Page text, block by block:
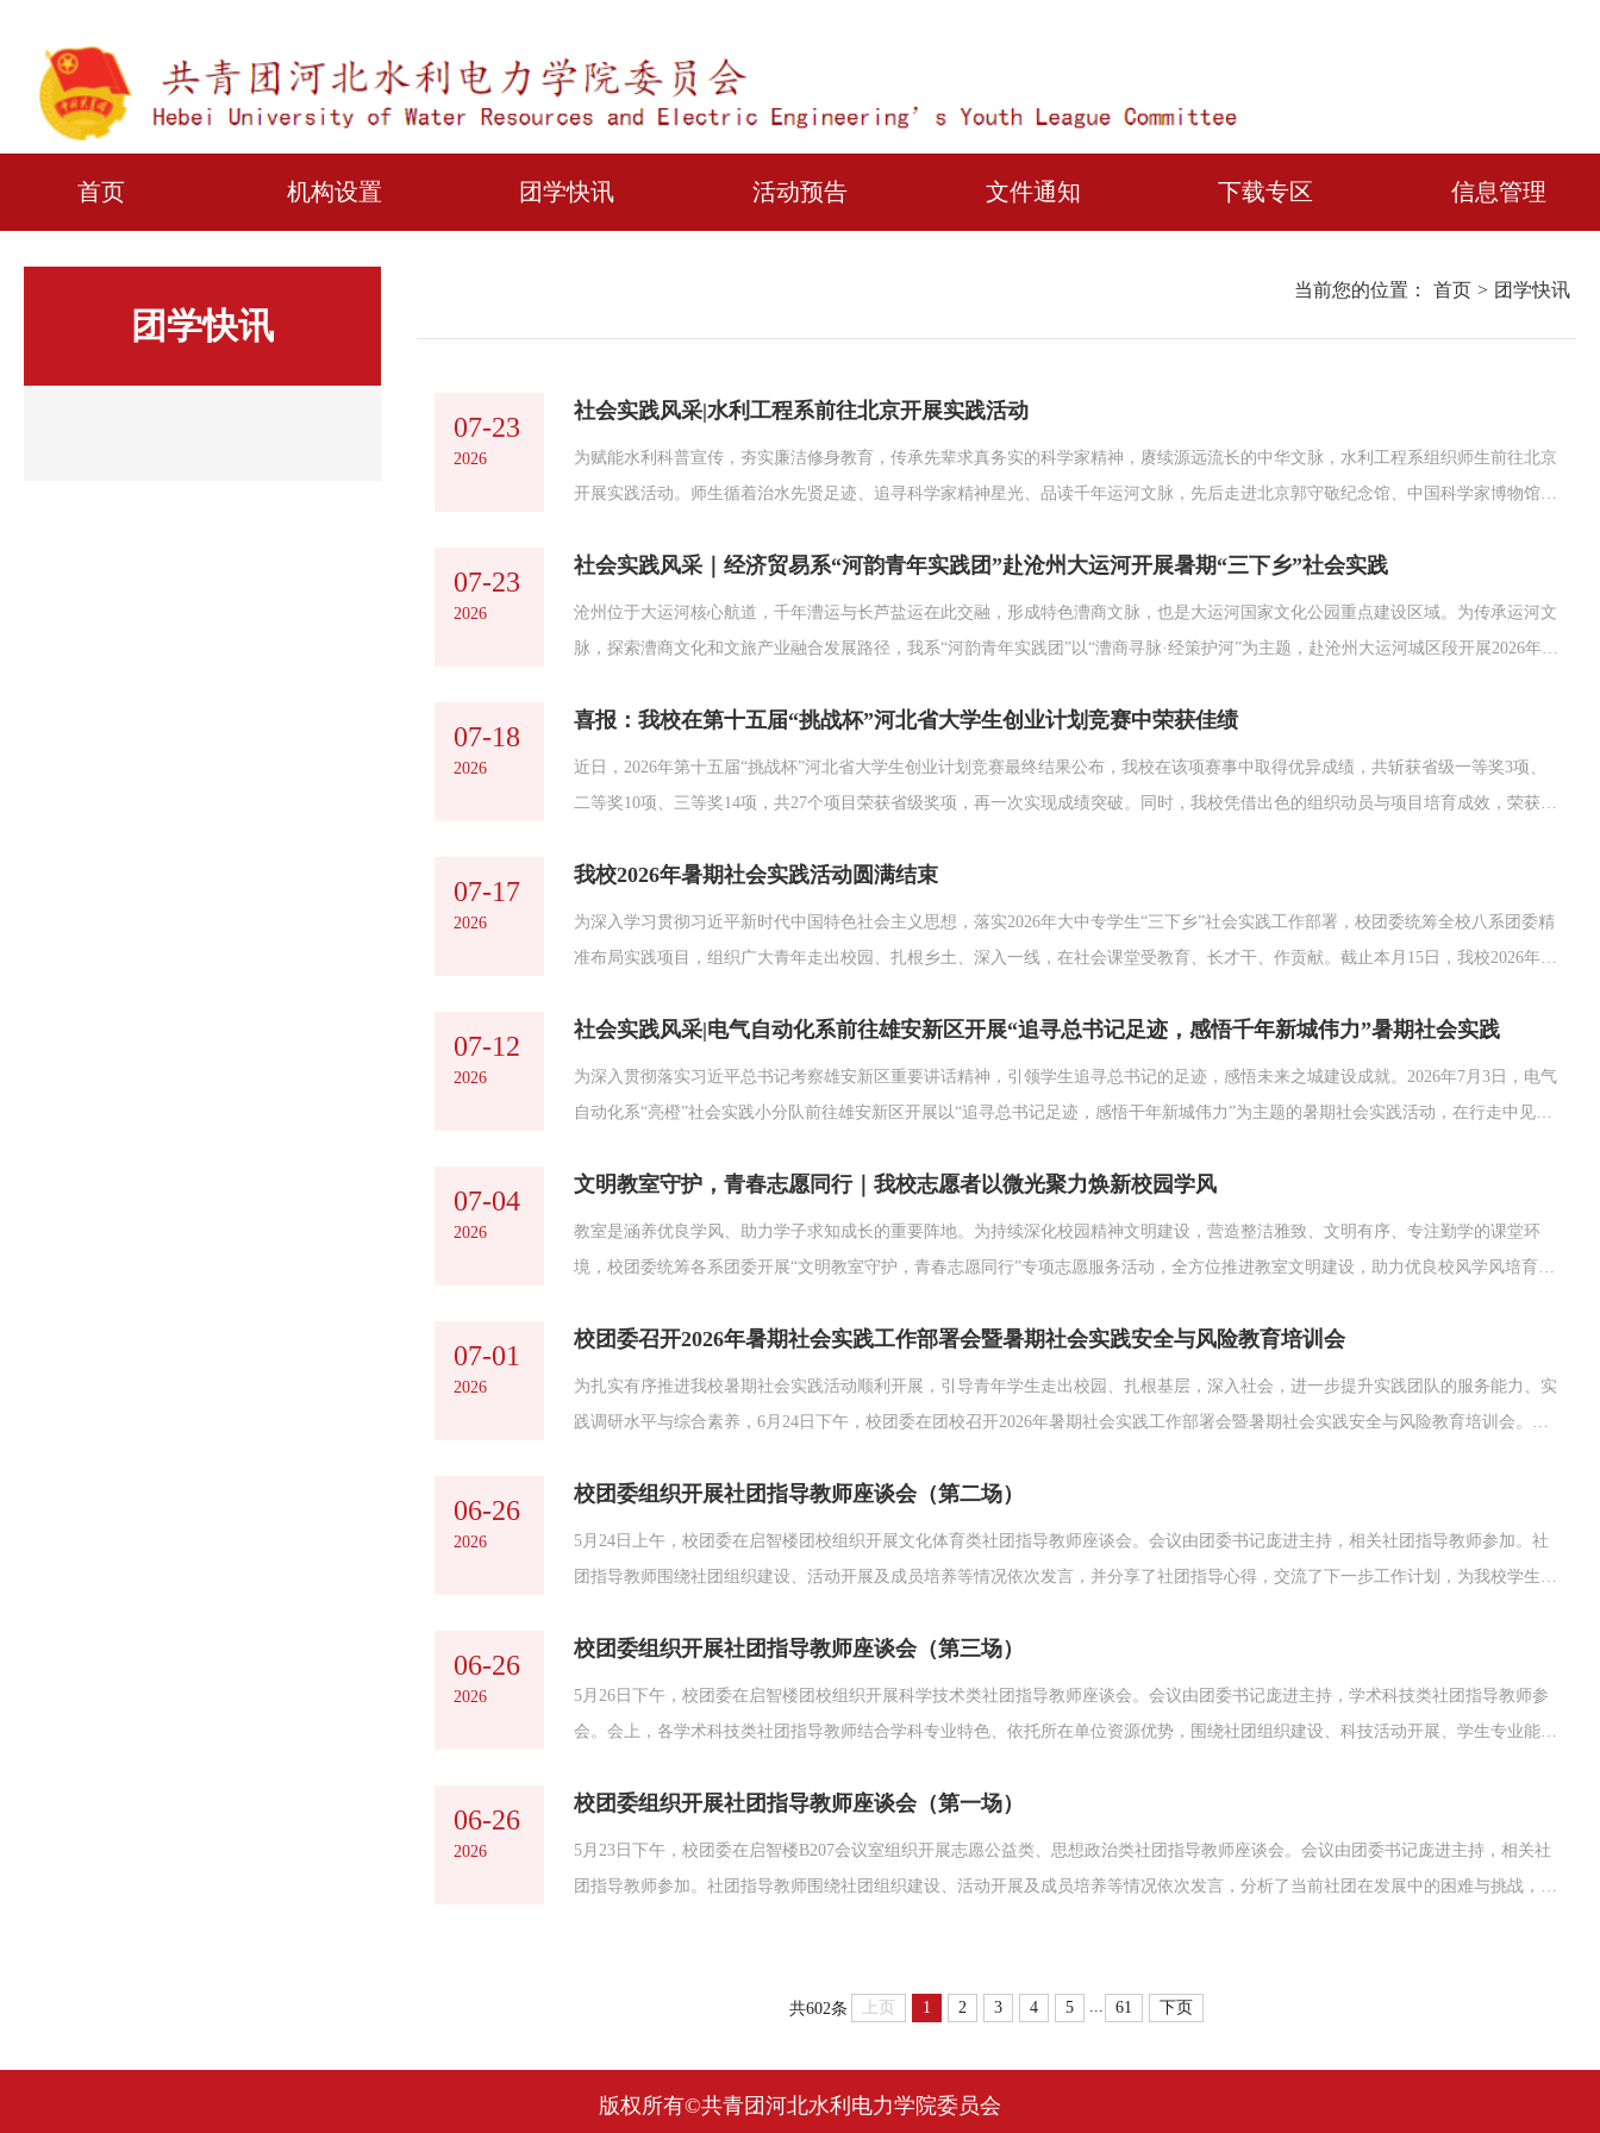
首页 机构设置 团学快讯 活动预告 文件通知 下载专区 信息管理
团学快讯
当前您的位置： 首页 > 团学快讯
07-23
2026
社会实践风采|水利工程系前往北京开展实践活动
为赋能水利科普宣传，夯实廉洁修身教育，传承先辈求真务实的科学家精神，赓续源远流长的中华文脉，水利工程系组织师生前往北京
开展实践活动。师生循着治水先贤足迹、追寻科学家精神星光、品读千年运河文脉，先后走进北京郭守敬纪念馆、中国科学家博物馆、
元代水利巨匠郭守敬波澜壮阔的治水生涯，深度触摸北京城千年水系的演变脉络。...
07-23
2026
社会实践风采｜经济贸易系“河韵青年实践团”赴沧州大运河开展暑期“三下乡”社会实践
沧州位于大运河核心航道，千年漕运与长芦盐运在此交融，形成特色漕商文脉，也是大运河国家文化公园重点建设区域。为传承运河文
脉，探索漕商文化和文旅产业融合发展路径，我系“河韵青年实践团”以“漕商寻脉·经策护河”为主题，赴沧州大运河城区段开展2026年暑
站，团队走进中国大运河非物质文化遗产展示馆，...
07-18
2026
喜报：我校在第十五届“挑战杯”河北省大学生创业计划竞赛中荣获佳绩
近日，2026年第十五届“挑战杯”河北省大学生创业计划竞赛最终结果公布，我校在该项赛事中取得优异成绩，共斩获省级一等奖3项、
二等奖10项、三等奖14项，共27个项目荣获省级奖项，再一次实现成绩突破。同时，我校凭借出色的组织动员与项目培育成效，荣获大
院、河北省学生联合会共同主办。赛事自启动以来，...
07-17
2026
我校2026年暑期社会实践活动圆满结束
为深入学习贯彻习近平新时代中国特色社会主义思想，落实2026年大中专学生“三下乡”社会实践工作部署，校团委统筹全校八系团委精
准布局实践项目，组织广大青年走出校园、扎根乡土、深入一线，在社会课堂受教育、长才干、作贡献。截止本月15日，我校2026年暑
出水电专业特色，覆盖师生100人；个人实践方面，全校参与人数达到4483人，...
07-12
2026
社会实践风采|电气自动化系前往雄安新区开展“追寻总书记足迹，感悟千年新城伟力”暑期社会实践
为深入贯彻落实习近平总书记考察雄安新区重要讲话精神，引领学生追寻总书记的足迹，感悟未来之城建设成就。2026年7月3日，电气
自动化系“亮橙”社会实践小分队前往雄安新区开展以“追寻总书记足迹，感悟干年新城伟力”为主题的暑期社会实践活动，在行走中见证
动区政务服务窗口考察，作出重要指示：要运用现代信息技术，...
07-04
2026
文明教室守护，青春志愿同行｜我校志愿者以微光聚力焕新校园学风
教室是涵养优良学风、助力学子求知成长的重要阵地。为持续深化校园精神文明建设，营造整洁雅致、文明有序、专注勤学的课堂环
境，校团委统筹各系团委开展“文明教室守护，青春志愿同行”专项志愿服务活动，全方位推进教室文明建设，助力优良校风学风培育。
服务时长共计1283.26小时，共覆盖114间教室。活动开展以来，...
07-01
2026
校团委召开2026年暑期社会实践工作部署会暨暑期社会实践安全与风险教育培训会
为扎实有序推进我校暑期社会实践活动顺利开展，引导青年学生走出校园、扎根基层，深入社会，进一步提升实践团队的服务能力、实
践调研水平与综合素养，6月24日下午，校团委在团校召开2026年暑期社会实践工作部署会暨暑期社会实践安全与风险教育培训会。会
级社会实践小分队”，明确了本年度实践工作主题与重点实践方向，...
06-26
2026
校团委组织开展社团指导教师座谈会（第二场）
5月24日上午，校团委在启智楼团校组织开展文化体育类社团指导教师座谈会。会议由团委书记庞进主持，相关社团指导教师参加。社
团指导教师围绕社团组织建设、活动开展及成员培养等情况依次发言，并分享了社团指导心得，交流了下一步工作计划，为我校学生社
年审制度等方面明确了工作规范与标准。文化体育类社团指导教师要严格对标制度，...
06-26
2026
校团委组织开展社团指导教师座谈会（第三场）
5月26日下午，校团委在启智楼团校组织开展科学技术类社团指导教师座谈会。会议由团委书记庞进主持，学术科技类社团指导教师参
会。会上，各学术科技类社团指导教师结合学科专业特色、依托所在单位资源优势，围绕社团组织建设、科技活动开展、学生专业能力
竞赛、科普宣讲等重点工作，为学校科学技术类社团的规范化、...
06-26
2026
校团委组织开展社团指导教师座谈会（第一场）
5月23日下午，校团委在启智楼B207会议室组织开展志愿公益类、思想政治类社团指导教师座谈会。会议由团委书记庞进主持，相关社
团指导教师参加。社团指导教师围绕社团组织建设、活动开展及成员培养等情况依次发言，分析了当前社团在发展中的困难与挑战，就
共602条 上页 1 2 3 4 5 ... 61 下页
版权所有©共青团河北水利电力学院委员会